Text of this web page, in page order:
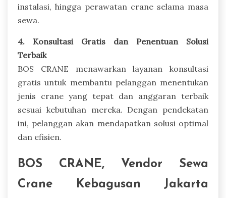
instalasi, hingga perawatan crane selama masa
sewa.
4. Konsultasi Gratis dan Penentuan Solusi
Terbaik
BOS CRANE menawarkan layanan konsultasi
gratis untuk membantu pelanggan menentukan
jenis crane yang tepat dan anggaran terbaik
sesuai kebutuhan mereka. Dengan pendekatan
ini, pelanggan akan mendapatkan solusi optimal
dan efisien.
BOS CRANE, Vendor Sewa
Crane Kebagusan Jakarta